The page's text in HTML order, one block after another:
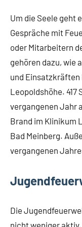
Um die Seele geht
Gespräche mit
oder Mitarbeitern
gehören dazu, wie
und Einsatzkräften
Leopoldshöhe. 417
vergangenen Jahr
Brand im Klinikum
Bad Meinberg.
vergangenen
Die